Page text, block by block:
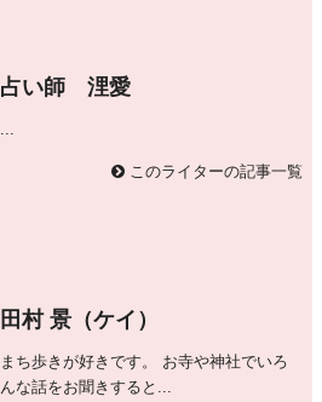
占い師 浬愛
このライターの記事一覧
田村 景（ケイ）
まち歩きが好きです。 お寺や神社でいろ
んな話をお聞きすると...